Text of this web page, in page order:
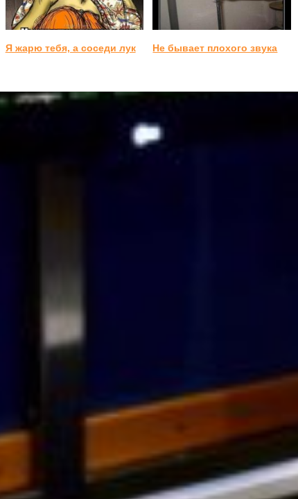
Я жарю тебя, а соседи лук Не бывает плохого звука